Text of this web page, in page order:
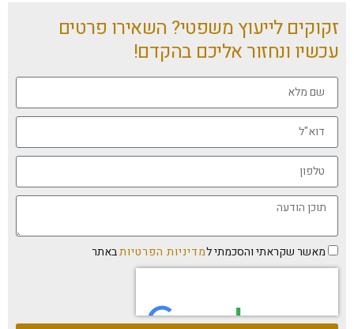
זקוקים לייעוץ משפטי? השאירו פרטים
עכשיו ונחזור אליכם בהקדם!
מאשר שקראתי והסכמתי למדיניות הפרטיותבאתר